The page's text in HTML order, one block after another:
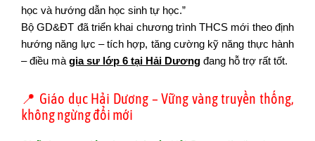
học và hướng dẫn học sinh tự học.”
Bộ GD&ĐT đã triển khai chương trình THCS mới theo định
hướng năng lực – tích hợp, tăng cường kỹ năng thực hành
– điều mà gia sư lớp 6 tại Hải Dương đang hỗ trợ rất tốt.
📍 Giáo dục Hải Dương – Vững vàng truyền thống,
không ngừng đổi mới